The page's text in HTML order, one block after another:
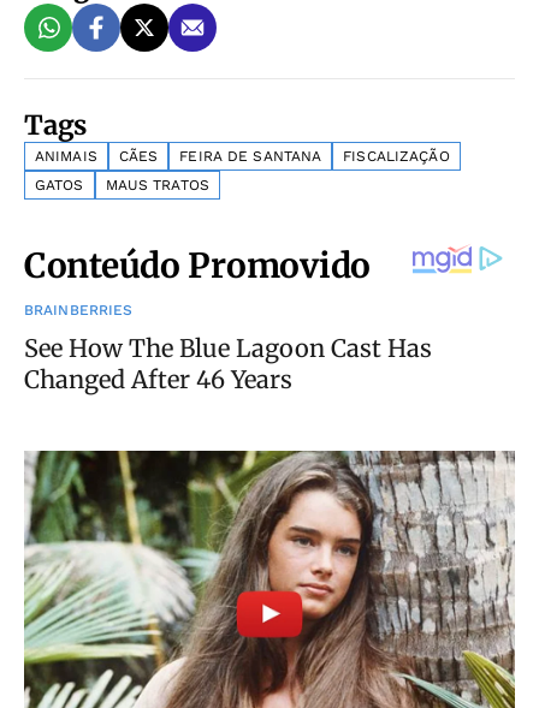
Tags
ANIMAIS CÃES FEIRA DE SANTANA
FISCALIZAÇÃO
GATOS
MAUS TRATOS